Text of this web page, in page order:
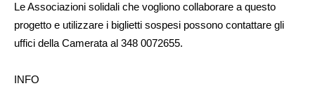
Le Associazioni solidali che vogliono collaborare a questo
progetto e utilizzare i biglietti sospesi possono contattare gli
uffici della Camerata al 348 0072655.
INFO